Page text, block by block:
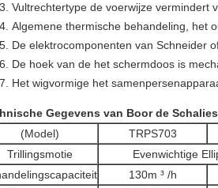
Vultrechtertype de voerwijze vermindert
Algemene thermische behandeling, het
De elektrocomponenten van Schneider
De hoek van de het schermdoos is
Het wigvormige het
Gegevens van Boor de
(Model)
TRPS703
Trillingsmotie
Evenwichtige
130m ³ /h